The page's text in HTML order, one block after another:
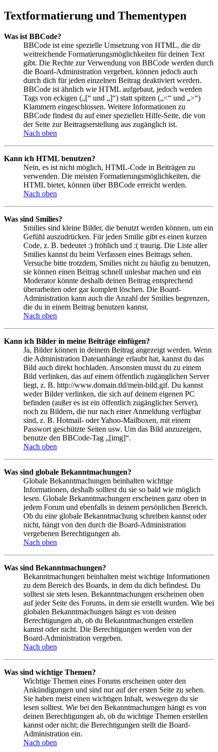
Textformatierung und Thementypen
Was ist BBCode?
BBCode ist eine spezielle Umsetzung von HTML, die dir
weitreichende Formatierungsmöglichkeiten für deinen Text
gibt. Die Rechte zur Verwendung von BBCode werden durch
die Board-Administration vergeben, können jedoch auch
durch dich für jeden einzelnen Beitrag deaktiviert werden.
BBCode ist ähnlich wie HTML aufgebaut, jedoch werden
Tags von eckigen („[“ und „]“) statt spitzen („<“ und „>“)
Klammern eingeschlossen. Weitere Informationen zu
BBCode findest du auf einer speziellen Hilfe-Seite, die von
der Seite zur Beitragserstellung aus zugänglich ist.
Nach oben
Kann ich HTML benutzen?
Nein, es ist nicht möglich, HTML-Code in Beiträgen zu
verwenden. Die meisten Formatierungsmöglichkeiten, die
HTML bietet, können über BBCode erreicht werden.
Nach oben
Was sind Smilies?
Smilies sind kleine Bilder, die benutzt werden können, um ein
Gefühl auszudrücken. Für jeden Smilie gibt es einen kurzen
Code, z. B. bedeutet :) fröhlich und :( traurig. Die Liste aller
Smilies kannst du beim Verfassen eines Beitrags sehen.
Versuche bitte trotzdem, Smilies nicht zu häufig zu benutzen,
sie können einen Beitrag schnell unlesbar machen und ein
Moderator könnte deshalb deinen Beitrag entsprechend
überarbeiten oder gar komplett löschen. Die Board-
Administration kann auch die Anzahl der Smilies begrenzen,
die du in einem Beitrag benutzen kannst.
Nach oben
Kann ich Bilder in meine Beiträge einfügen?
Ja, Bilder können in deinem Beitrag angezeigt werden. Wenn
die Administration Dateianhänge erlaubt hat, kannst du das
Bild auch direkt hochladen. Ansonsten musst du zu einem
Bild verlinken, das auf einem öffentlich zugänglichen Server
liegt, z. B. http://www.domain.tld/mein-bild.gif. Du kannst
weder Bilder verlinken, die sich auf deinem eigenen PC
befinden (außer es ist ein öffentlich zugänglicher Server),
noch zu Bildern, die nur nach einer Anmeldung verfügbar
sind, z. B. Hotmail- oder Yahoo-Mailboxen, mit einem
Passwort geschützte Seiten usw. Um das Bild anzuzeigen,
benutze den BBCode-Tag „[img]“.
Nach oben
Was sind globale Bekanntmachungen?
Globale Bekanntmachungen beinhalten wichtige
Informationen, deshalb solltest du sie so bald wie möglich
lesen. Globale Bekanntmachungen erscheinen ganz oben in
jedem Forum und ebenfalls in deinem persönlichen Bereich.
Ob du eine globale Bekanntmachung schreiben kannst oder
nicht, hängt von den durch die Board-Administration
vergebenen Berechtigungen ab.
Nach oben
Was sind Bekanntmachungen?
Bekanntmachungen beinhalten meist wichtige Informationen
zu dem Bereich des Boards, in dem du dich befindest. Du
solltest sie stets lesen. Bekanntmachungen erscheinen oben
auf jeder Seite des Forums, in dem sie erstellt wurden. Wie bei
globalen Bekanntmachungen hängt es von deinen
Berechtigungen ab, ob du Bekanntmachungen erstellen
kannst oder nicht. Die Berechtigungen werden von der
Board-Administration vergeben.
Nach oben
Was sind wichtige Themen?
Wichtige Themen eines Forums erscheinen unter den
Ankündigungen und sind nur auf der ersten Seite zu sehen.
Sie haben meist einen wichtigen Inhalt, weswegen du sie
lesen solltest. Wie bei den Bekanntmachungen hängt es von
deinen Berechtigungen ab, ob du wichtige Themen erstellen
kannst oder nicht; die Berechtigungen stellt die Board-
Administration ein.
Nach oben